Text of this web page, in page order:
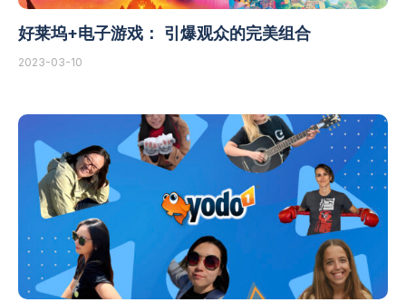
好莱坞+电子游戏： 引爆观众的完美组合
2023-03-10